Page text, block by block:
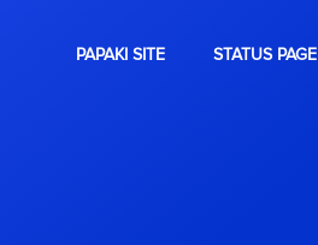
PAPAKI SITE STATUS PAGE